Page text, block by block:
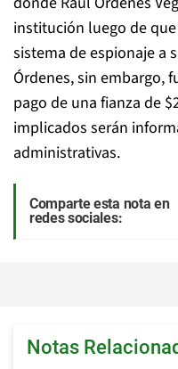
institución luego de
sistema de espionaje a
Órdenes, sin embargo,
pago de una fianza de
implicados serán
administrativas.
Comparte esta nota en
redes sociales:
Notas